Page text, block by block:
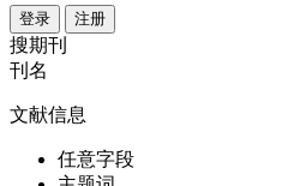
登录 注册
搜期刊
刊名
文献信息
任意字段